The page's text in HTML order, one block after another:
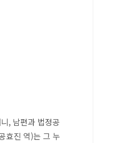
, 남편과 법정공
효진 역)는 그 누